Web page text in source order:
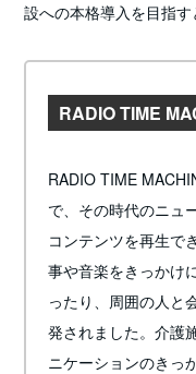
設への本格導入を目指す
RADIO TIME
RADIO TIME
で、その時代のニュ
コンテンツを再生で
事や音楽をきっかけ
ったり、周囲の人と
発されました。介護
ニケーションのきっ